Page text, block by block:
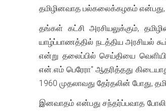
தமிழினவாத பல்கலைக்கழகம் என்பது,
தங்கள் கட்சி அரசியலுக்கும்,
யாழ்ப்பாணத்தில் நடத்திய அரசியல்
என்று தலைப்பில் செய்தியை
என்.எம் பெரேரா" ஆதரித்தது
1960 முதலாவது தேர்தலின் போது,
இனவாதம் என்பது சந்தர்ப்பவாத போலி